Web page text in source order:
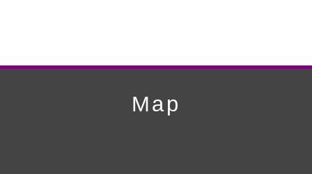
第12回人形供養祭平成22年3月9日
平成21年12月4日
Map